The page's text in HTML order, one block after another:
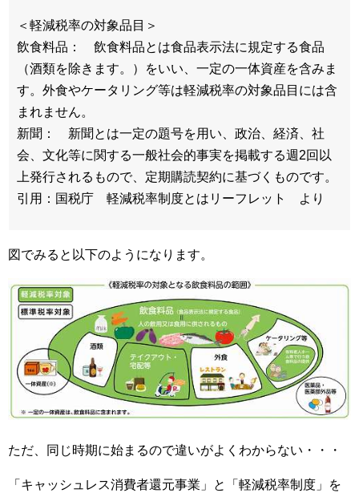
＜軽減税率の対象品目＞
飲食料品： 飲食料品とは食品表示法に規定する食品
（酒類を除きます。）をいい、一定の一体資産を含みま
す。外食やケータリング等は軽減税率の対象品目には含
まれません。
新聞： 新聞とは一定の題号を用い、政治、経済、社
会、文化等に関する一般社会的事実を掲載する週2回以
上発行されるもので、定期購読契約に基づくものです。
引用：国税庁 軽減税率制度とはリーフレット より
図でみると以下のようになります。
ただ、同じ時期に始まるので違いがよくわからない・・・
「キャッシュレス消費者還元事業」と「軽減税率制度」を